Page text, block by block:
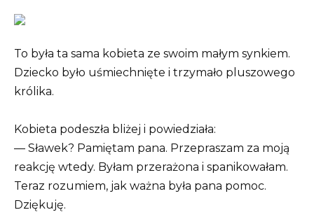
To była ta sama kobieta ze swoim małym synkiem.
Dziecko było uśmiechnięte i trzymało pluszowego
królika.
Kobieta podeszła bliżej i powiedziała:
— Sławek? Pamiętam pana. Przepraszam za moją
reakcję wtedy. Byłam przerażona i spanikowałam.
Teraz rozumiem, jak ważna była pana pomoc.
Dziękuję.